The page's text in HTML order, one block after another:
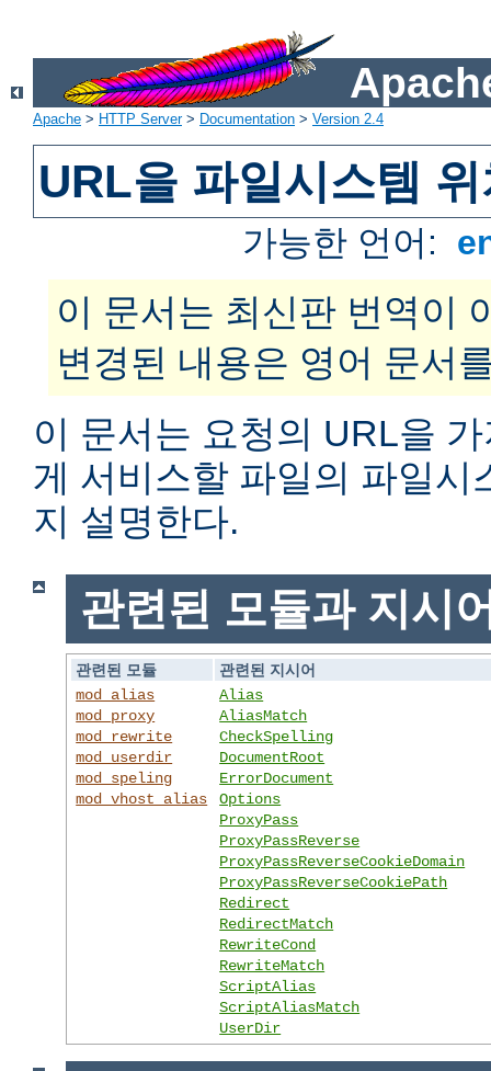
Apache > HTTP Server> Documentation > Version 2.4
URL을 파일시스템
가능한 언어:
이 문서는 최신판 번역이
변경된 내용은 영어 문서
이 문서는 요청의 URL을
게 서비스할 파일의 파일시
지 설명한다.
관련된 모듈과 지시
관련된 모듈
관련된 지시어
mod_alias
mod_proxy
mod_rewrite
mod_userdir
mod_speling
mod_vhost_alias
Alias
AliasMatch
CheckSpelling
DocumentRoot
ErrorDocument
Options
ProxyPass
ProxyPassReverse
ProxyPassReverseCookieDomain
ProxyPassReverseCookiePath
Redirect
RedirectMatch
RewriteCond
RewriteMatch
ScriptAlias
ScriptAliasMatch
UserDir